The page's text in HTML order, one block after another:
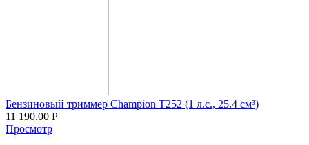
Бензиновый триммер Champion T252 (1 л.с., 25.4 см³)
11 190.00 Р
Просмотр